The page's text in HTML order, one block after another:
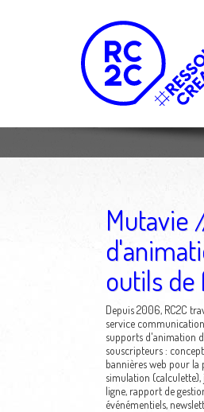
Mutavie
outils
Depuis 2006, RC2C
service
supports d'animation
souscripteurs :
bannières web pour la
simulation
ligne, rapport de
événémentiels,